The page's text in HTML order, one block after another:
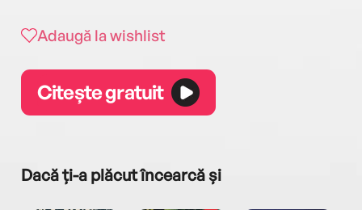
Adaugă la wishlist
Citește gratuit
Dacă ți-a plăcut încearcă și